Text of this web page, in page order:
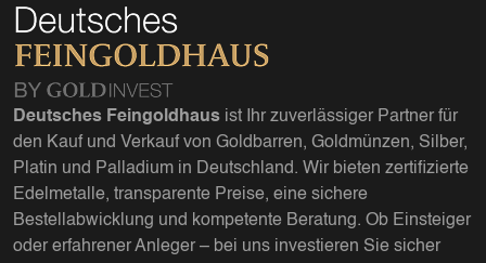
Deutsches Feingoldhaus ist Ihr zuverlässiger Partner für
den Kauf und Verkauf von Goldbarren, Goldmünzen, Silber,
Platin und Palladium in Deutschland. Wir bieten zertifizierte
Edelmetalle, transparente Preise, eine sichere
Bestellabwicklung und kompetente Beratung. Ob Einsteiger
oder erfahrener Anleger – bei uns investieren Sie sicher